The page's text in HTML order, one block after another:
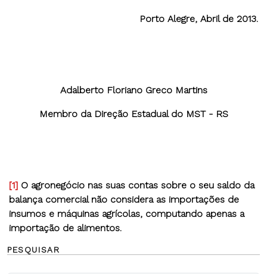
Porto Alegre, Abril de 2013.
Adalberto Floriano Greco Martins
Membro da Direção Estadual do MST - RS
[1] O agronegócio nas suas contas sobre o seu saldo da
balança comercial não considera as importações de
insumos e máquinas agrícolas, computando apenas a
importação de alimentos.
PESQUISAR